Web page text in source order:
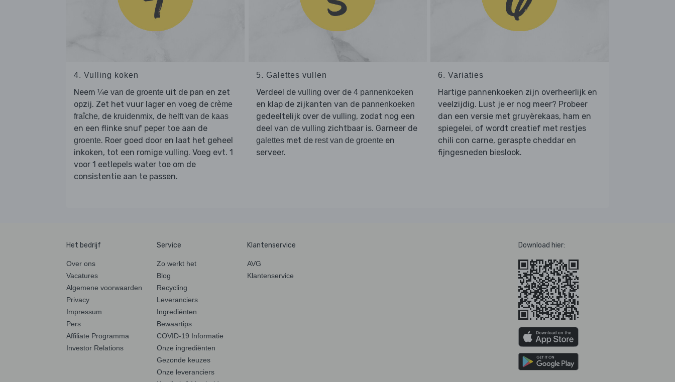
4. Vulling koken
Neem ¼e van de groente uit de pan en zet
opzij. Zet het vuur lager en voeg de crème
fraîche, de kruidenmix, de helft van de kaas
en een flinke snuf peper toe aan de
groente. Roer goed door en laat het geheel
inkoken, tot een romige vulling. Voeg evt. 1
voor 1 eetlepels water toe om de
consistentie aan te passen.
5. Galettes vullen
Verdeel de vulling over de 4 pannenkoeken
en klap de zijkanten van de pannenkoeken
gedeeltelijk over de vulling, zodat nog een
deel van de vulling zichtbaar is. Garneer de
galettesmet de rest van de groente en
serveer.
6. Variaties
Hartige pannenkoeken zijn overheerlijk en
veelzijdig. Lust je er nog meer? Probeer
dan een versie met gruyèrekaas, ham en
spiegelei, of wordt creatief met restjes
chili con carne, geraspte cheddar en
fijngesneden bieslook.
Het bedrijf
Over ons
Vacatures
Algemene voorwaarden
Privacy
Impressum
Pers
Affiliate Programma
Investor Relations
Service
Zo werkt het
Blog
Recycling
Leveranciers
Ingrediënten
Bewaartips
COVID-19 Informatie
Onze ingrediënten
Gezonde keuzes
Onze leveranciers
Klantenservice
AVG
Klantenservice
Download hier: